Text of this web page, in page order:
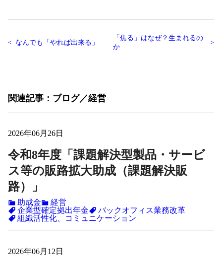
なんでも「やれば出来る」
「焦る」はなぜ？生まれるの
か
関連記事 ブログ 経営
2026年06月26日
令和8年度「課題解決型製品・サービ
ス等の販路拡大助成（課題解決販
路）」
助成金
経営
企業型確定拠出年金
バックオフィス業務改革
組織活性化、コミュニケーション
2026年06月12日